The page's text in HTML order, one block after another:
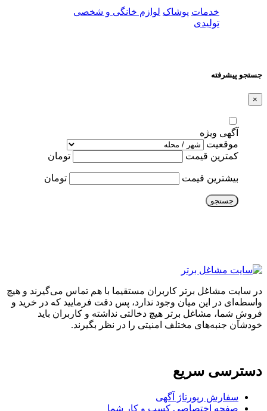
خدمات پوشاک لوازم خانگی و شخصی
تولیدی
جستجو پیشرفته
×
آگهی ویژه
موقعیت
کمترین قیمت
تومان
بیشترین قیمت تومان
جستجو
در سایت مشاغل برتر کاربران مستقیما با هم تماس می‌گیرند و هیچ
واسطه‌ای در این میان وجود ندارد، پس دقت فرمایید که در خرید و
فروشِ شما، مشاغل برتر هیچ دخالتی نداشته و کاربران باید
خودشان جنبه‌های مختلف امنیتی را در نظر بگیرند.
دسترسی سریع
سفارش رپورتاژ آگهی
صفحه اختصاصی کسب و کار شما